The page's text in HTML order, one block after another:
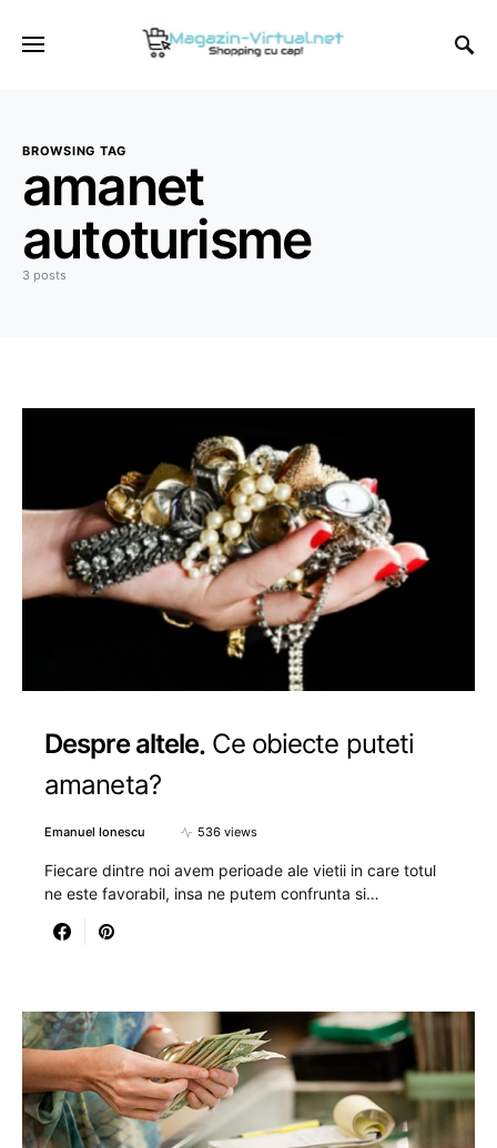
BROWSING TAG
amanet
autoturisme
3 posts
Despre altele Ce obiecte puteti
amaneta?
Emanuel Ionescu 536 views
Fiecare dintre noi avem perioade ale vietii in care totul
ne este favorabil, insa ne putem confrunta si…